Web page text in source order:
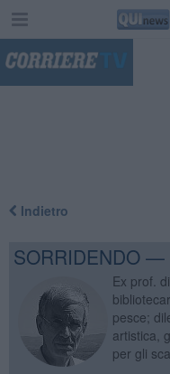
Indietro
SORRIDENDO
Ex prof.
pesce;
artistica,
per gli